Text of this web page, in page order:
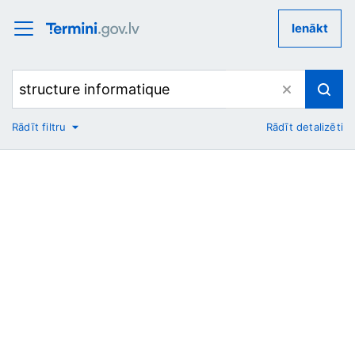
Ienākt
No
Rādīt filtru Rādīt detalizēti